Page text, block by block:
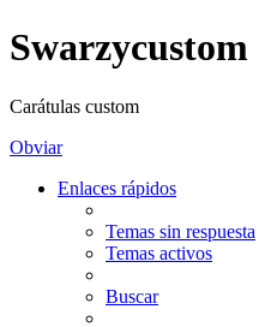
Swarzycustom
Carátulas custom
Obviar
Enlaces rápidos
Temas sin respuesta
Temas activos
Buscar